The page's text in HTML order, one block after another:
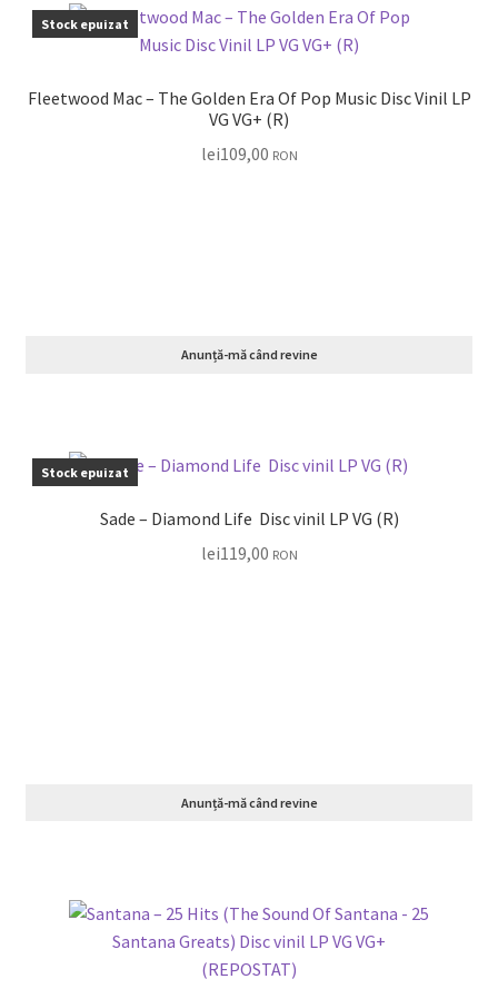
Stock epuizat
Fleetwood Mac – The Golden Era Of Pop Music Disc Vinil LP
VG VG+ (R)
lei109,00 RON
Anunță-mă când revine
Stock epuizat
Sade – Diamond Life Disc vinil LP VG (R)
lei119,00 RON
Anunță-mă când revine